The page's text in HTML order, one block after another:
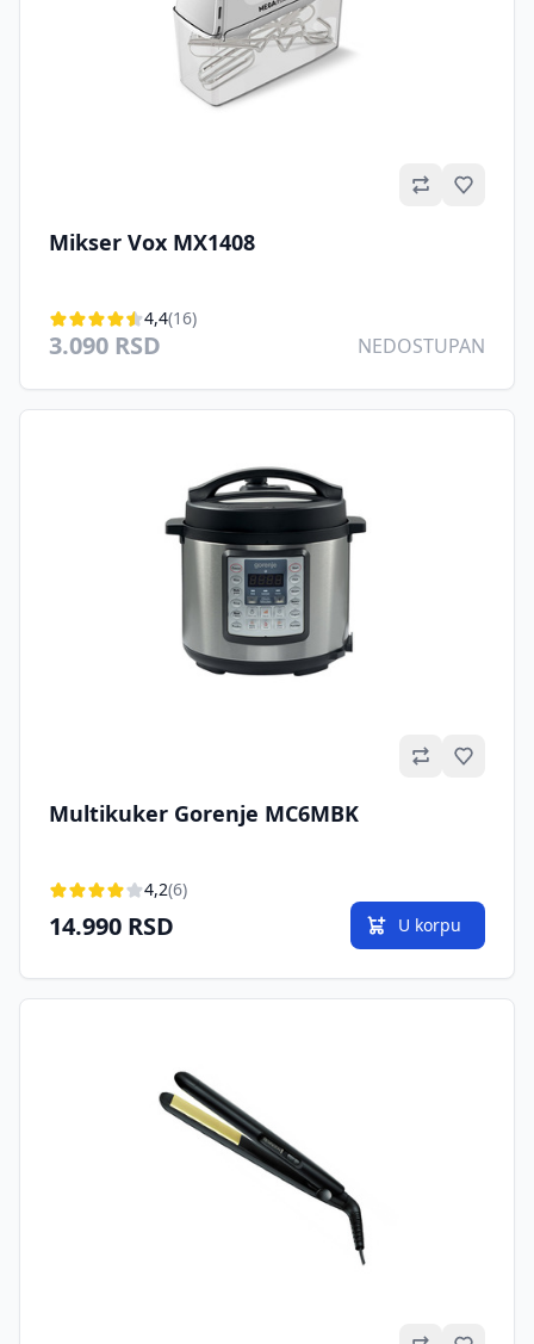
Mikser Vox MX1408
4,4(16)
3.090 RSD NEDOSTUPAN
Multikuker Gorenje MC6MBK
4,2(6)
14.990 RSD U korpu